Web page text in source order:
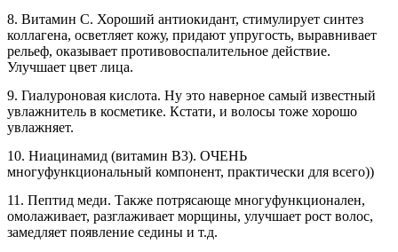
8. Витамин С. Хороший антиокидант, стимулирует синтез
коллагена, осветляет кожу, придают упругость, выравнивает
рельеф, оказывает противовоспалительное действие.
Улучшает цвет лица.
9. Гиалуроновая кислота. Ну это наверное самый известный
увлажнитель в косметике. Кстати, и волосы тоже хорошо
увлажняет.
10. Ниацинамид (витамин B3). ОЧЕНЬ
многуфункциональный компонент, практически для всего))
11. Пептид меди. Также потрясающе многуфункционален,
омолаживает, разглаживает морщины, улучшает рост волос,
замедляет появление седины и т.д.